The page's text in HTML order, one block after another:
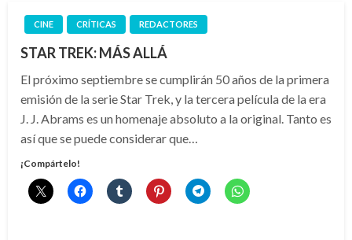
CINE CRÍTICAS REDACTORES
STAR TREK: MÁS ALLÁ
El próximo septiembre se cumplirán 50 años de la primera
emisión de la serie Star Trek, y la tercera película de la era
J. J. Abrams es un homenaje absoluto a la original. Tanto es
así que se puede considerar que…
¡Compártelo!